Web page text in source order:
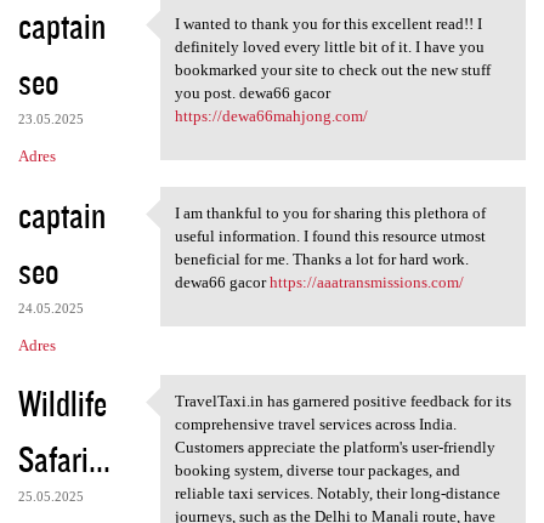
captain
seo
23.05.2025
Adres
I wanted to thank you for
I wanted to thank you for this excellent read!! I
definitely loved every little bit of it. I have you
bookmarked your site to check out the new stuff
you post. dewa66 gacor
https://dewa66mahjong.com/
captain
seo
24.05.2025
Adres
I am thankful to you for
I am thankful to you for sharing this plethora of
useful information. I found this resource utmost
beneficial for me. Thanks a lot for hard work.
dewa66 gacorhttps://aaatransmissions.com/
Wildlife
Safari...
25.05.2025
TravelTaxi.in has garnered
TravelTaxi.in has garnered positive feedback for its
comprehensive travel services across India.
Customers appreciate the platform's user-friendly
booking system, diverse tour packages, and
reliable taxi services. Notably, their long-distance
journeys, such as the Delhi to Manali route, have